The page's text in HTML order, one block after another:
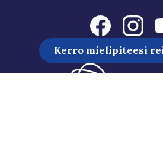
Kerro mielipiteesi